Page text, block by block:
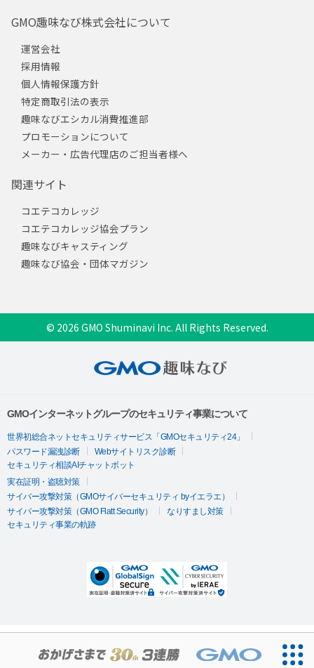
GMO趣味なび株式会社について
運営会社
採用情報
個人情報保護方針
特定商取引法の表示
趣味なびエシカル消費推進部
プロモーションについて
メーカー・広告代理店のご担当者様へ
関連サイト
コエテコカレッジ
コエテコカレッジ協会プラン
趣味なびキャスティング
趣味なび協会・団体マガジン
© 2026 GMO Shuminavi Inc. All Rights Reserved.